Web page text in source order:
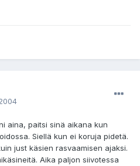
aina, paitsi sinä aikana kun
Siellä kun ei koruja pidetä.
just käsien rasvaamisen ajaksi.
Aika paljon siivotessa